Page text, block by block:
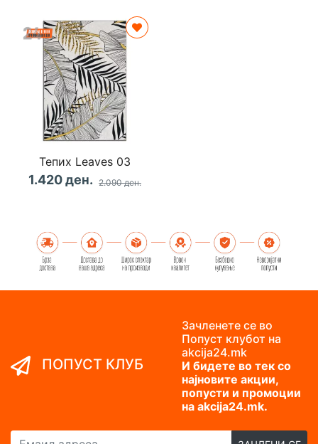
Тепих Leaves 03
1.420 ден. 2.090 ден.
ПОПУСТ КЛУБ
Зачленете се во
Попуст клубот на
akcija24.mk
И бидете во тек со
најновите акции,
попусти и промоции
на akcija24.mk.
Емаил адреса